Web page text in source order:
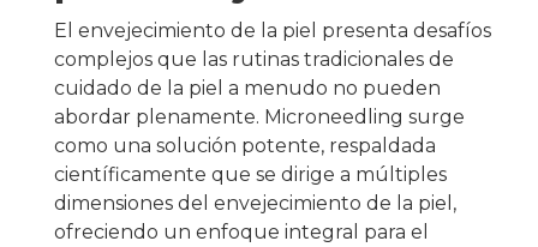
El envejecimiento de la piel presenta desafíos
complejos que las rutinas tradicionales de
cuidado de la piel a menudo no pueden
abordar plenamente. Microneedling surge
como una solución potente, respaldada
científicamente que se dirige a múltiples
dimensiones del envejecimiento de la piel,
ofreciendo un enfoque integral para el